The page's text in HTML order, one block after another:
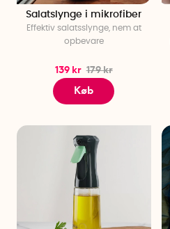
Salatslynge i mikrofiber
Effektiv salatsslynge, nem at
opbevare
139 kr 179 kr
Køb